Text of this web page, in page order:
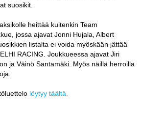
suosikit.
heittää kuitenkin Team
jossa ajavat Jonni Hujala, Albert
listalta ei voida myöskään jättää
RACING. Joukkueessa ajavat Jiri
ja Väinö Santamäki. Myös näillä herroilla
löytyy täältä.